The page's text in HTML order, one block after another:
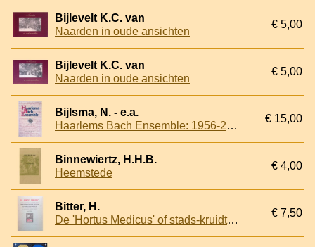
Bijlevelt K.C. van
Naarden in oude ansichten
€ 5,00
Bijlevelt K.C. van
Naarden in oude ansichten
€ 5,00
Bijlsma, N. - e.a.
Haarlems Bach Ensemble: 1956-2006
€ 15,00
Binnewiertz, H.H.B.
Heemstede
€ 4,00
Bitter, H.
De 'Hortus Medicus' of stads-kruidtuin van het Collegium Medico-Parmaceuticum te Haarlem. Een en ander uit de notulenboeken van het collegium-medicum te Haarlem
€ 7,50